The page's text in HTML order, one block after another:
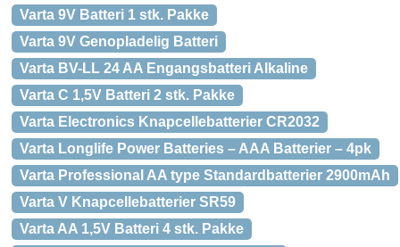
Varta 9V Batteri 1 stk. Pakke
Varta 9V Genopladelig Batteri
Varta BV-LL 24 AA Engangsbatteri Alkaline
Varta C 1,5V Batteri 2 stk. Pakke
Varta Electronics Knapcellebatterier CR2032
Varta Longlife Power Batteries – AAA Batterier – 4pk
Varta Professional AA type Standardbatterier 2900mAh
Varta V Knapcellebatterier SR59
Varta AA 1,5V Batteri 4 stk. Pakke